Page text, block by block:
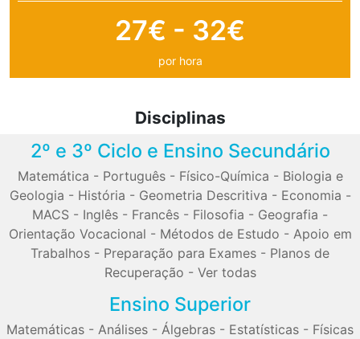
27€ - 32€
por hora
Disciplinas
2º e 3º Ciclo e Ensino Secundário
Matemática - Português- Físico-Química - Biologia e
Geologia - História - Geometria Descritiva - Economia -
MACS - Inglês - Francês - Filosofia - Geografia -
Orientação Vocacional - Métodos de Estudo - Apoio em
Trabalhos - Preparação para Exames - Planos de
Recuperação - Ver todas
Ensino Superior
Matemáticas - Análises - Álgebras - Estatísticas - Físicas